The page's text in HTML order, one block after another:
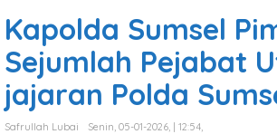
p
o
d
a
S
u
Kapolda Sumsel
Sejumlah Pejabat
jajaran Polda
Safrullah Lubai
Senin, 05-01-2026, | 12:54,